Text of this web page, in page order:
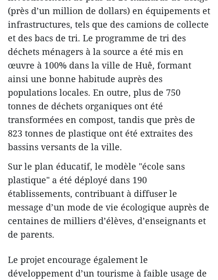
(près d’un million de dollars) en équipements et
infrastructures, tels que des camions de collecte
et des bacs de tri. Le programme de tri des
déchets ménagers à la source a été mis en
œuvre à 100% dans la ville de Huê, formant
ainsi une bonne habitude auprès des
populations locales. En outre, plus de 750
tonnes de déchets organiques ont été
transformées en compost, tandis que près de
823 tonnes de plastique ont été extraites des
bassins versants de la ville.​
Sur le plan éducatif, le modèle "école sans
plastique" a été déployé dans 190
établissements, contribuant à diffuser le
message d’un mode de vie écologique auprès de
centaines de milliers d’élèves, d’enseignants et
de parents.
Le projet encourage également le
développement d’un tourisme à faible usage de